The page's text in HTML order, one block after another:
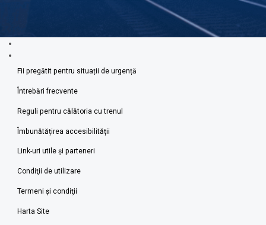
Fii pregătit pentru situații de urgență
Întrebări frecvente
Reguli pentru călătoria cu trenul
Îmbunătățirea accesibilității
Link-uri utile şi parteneri
Condiţii de utilizare
Termeni şi condiţii
Harta Site